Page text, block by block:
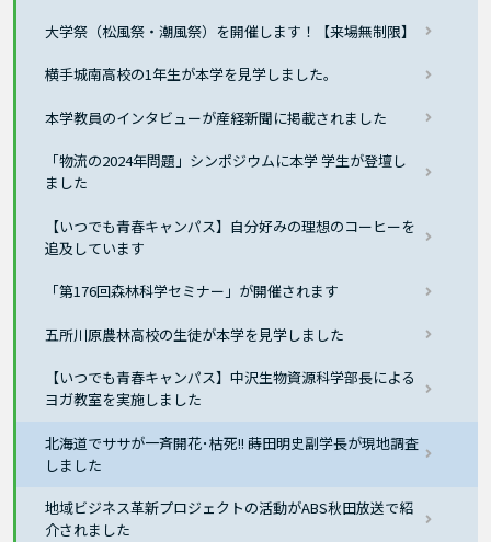
大学祭（松風祭・潮風祭）を開催します！【来場無制限】
横手城南高校の1年生が本学を見学しました。
本学教員のインタビューが産経新聞に掲載されました
「物流の2024年問題」シンポジウムに本学 学生が登壇し
ました
【いつでも青春キャンパス】自分好みの理想のコーヒーを
追及しています
「第176回森林科学セミナー」が開催されます
五所川原農林高校の生徒が本学を見学しました
【いつでも青春キャンパス】中沢生物資源科学部長による
ヨガ教室を実施しました
北海道でササが一斉開花･枯死!! 蒔田明史副学長が現地調査
しました
地域ビジネス革新プロジェクトの活動がABS秋田放送で紹
介されました